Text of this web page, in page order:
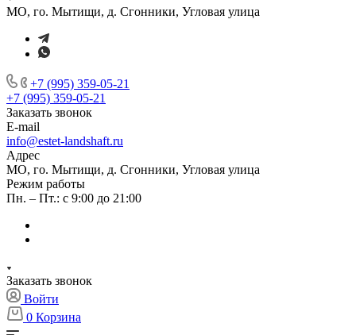
МО, го. Мытищи, д. Сгонники, Угловая улица
+7 (995) 359-05-21
+7 (995) 359-05-21
Заказать звонок
E-mail
info@estet-landshaft.ru
Адрес
МО, го. Мытищи, д. Сгонники, Угловая улица
Режим работы
Пн. – Пт.: с 9:00 до 21:00
Заказать звонок
Войти
0 Корзина